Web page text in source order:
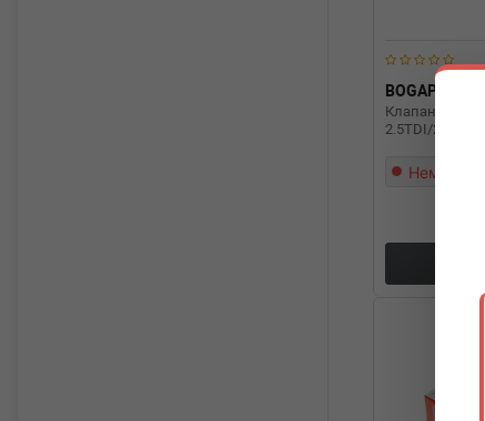
BOGAP
Клапан
2.5TDI/2.8TDI
Немає в